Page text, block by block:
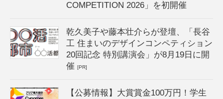
COMPETITION 2026」を初開催
乾久美子や藤本壮介らが登壇、「長谷
工 住まいのデザインコンペティション
20回記念 特別講演会」が8月19日に開
催[PR]
【公募情報】大賞賞金100万円！学生